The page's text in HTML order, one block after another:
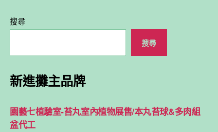
搜尋
搜尋
新進攤主品牌
園藝七植驗室-苔丸室內植物展售/本丸苔球&多肉組
盆代工